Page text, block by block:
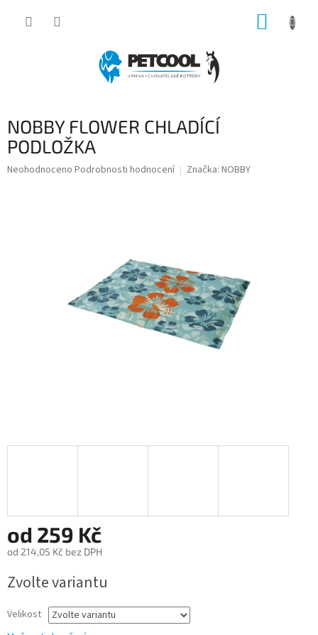
NOBBY FLOWER CHLADÍCÍ
PODLOŽKA
Průměrné
Neohodnoceno Podrobnosti hodnocení Značka: NOBBY
od 259 Kč
od 214,05 Kč bez DPH
cena:
Zvolte variantu
Velikost